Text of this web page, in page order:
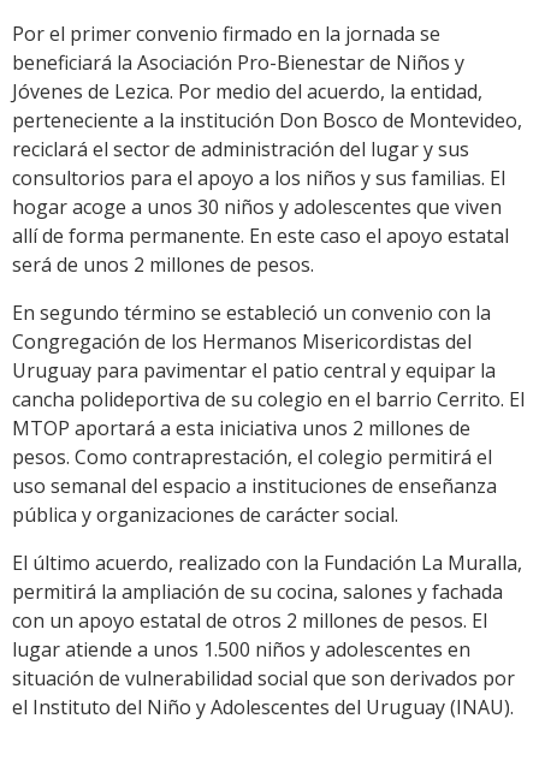
Por el primer convenio firmado en la jornada se
beneficiará la Asociación Pro-Bienestar de Niños y
Jóvenes de Lezica. Por medio del acuerdo, la entidad,
perteneciente a la institución Don Bosco de Montevideo,
reciclará el sector de administración del lugar y sus
consultorios para el apoyo a los niños y sus familias. El
hogar acoge a unos 30 niños y adolescentes que viven
allí de forma permanente. En este caso el apoyo estatal
será de unos 2 millones de pesos.
En segundo término se estableció un convenio con la
Congregación de los Hermanos Misericordistas del
Uruguay para pavimentar el patio central y equipar la
cancha polideportiva de su colegio en el barrio Cerrito. El
MTOP aportará a esta iniciativa unos 2 millones de
pesos. Como contraprestación, el colegio permitirá el
uso semanal del espacio a instituciones de enseñanza
pública y organizaciones de carácter social.
El último acuerdo, realizado con la Fundación La Muralla,
permitirá la ampliación de su cocina, salones y fachada
con un apoyo estatal de otros 2 millones de pesos. El
lugar atiende a unos 1.500 niños y adolescentes en
situación de vulnerabilidad social que son derivados por
el Instituto del Niño y Adolescentes del Uruguay (INAU).